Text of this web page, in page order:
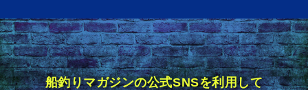
船釣りマガジンの公式SNSを利用して